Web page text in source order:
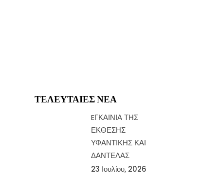
ΤΕΛΕΥΤΑΊΕΣ ΝΈΑ
EΓΚΑΙΝΙΑ ΤΗΣ
ΕΚΘΕΣΗΣ
ΥΦΑΝΤΙΚΗΣ ΚΑΙ
ΔΑΝΤΕΛΑΣ
23 Ιουλίου, 2026